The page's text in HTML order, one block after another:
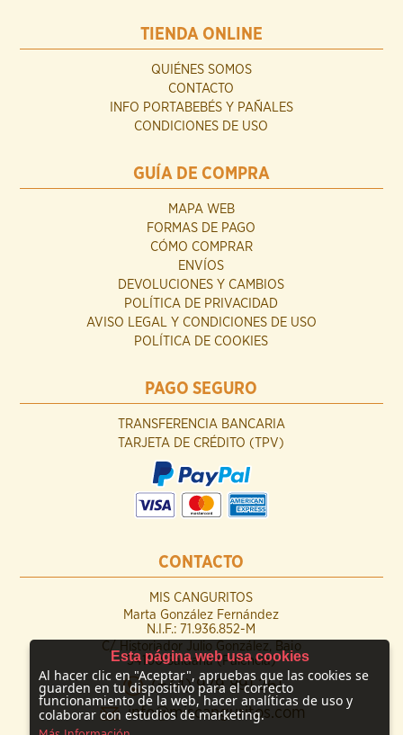
TIENDA ONLINE
QUIÉNES SOMOS
CONTACTO
INFO PORTABEBÉS Y PAÑALES
CONDICIONES DE USO
GUÍA DE COMPRA
MAPA WEB
FORMAS DE PAGO
CÓMO COMPRAR
ENVÍOS
DEVOLUCIONES Y CAMBIOS
POLÍTICA DE PRIVACIDAD
AVISO LEGAL Y CONDICIONES DE USO
POLÍTICA DE COOKIES
PAGO SEGURO
TRANSFERENCIA BANCARIA
TARJETA DE CRÉDITO (TPV)
CONTACTO
MIS CANGURITOS
Marta González Fernández
N.I.F.: 71.936.852-M
C/ Historiador Julio González, Bajo
34100 Saldaña (Palencia)
(+34) 979 891 261
info@miscanguritos.com
Esta página web usa cookies
Al hacer clic en "Aceptar", apruebas que las cookies se
guarden en tu dispositivo para el correcto
funcionamiento de la web, hacer analíticas de uso y
colaborar con estudios de marketing.